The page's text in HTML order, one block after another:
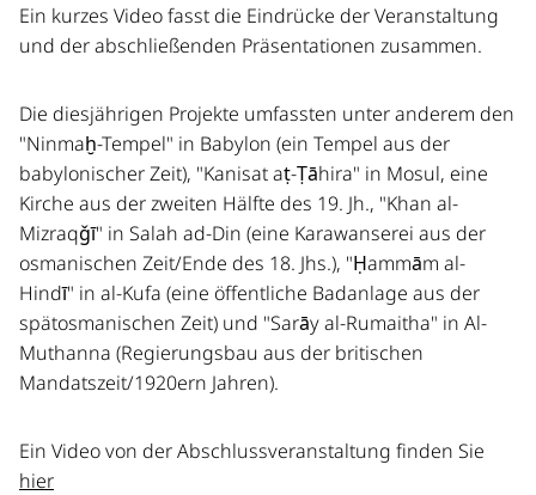
Ein kurzes Video fasst die Eindrücke der Veranstaltung
und der abschließenden Präsentationen zusammen.
Die diesjährigen Projekte umfassten unter anderem den
"Ninmaḫ-Tempel" in Babylon (ein Tempel aus der
babylonischer Zeit), "Kanisat aṭ-Ṭāhira" in Mosul, eine
Kirche aus der zweiten Hälfte des 19. Jh., "Khan al-
Mizraqǧī" in Salah ad-Din (eine Karawanserei aus der
osmanischen Zeit/Ende des 18. Jhs.), "Ḥammām al-
Hindī" in al-Kufa (eine öffentliche Badanlage aus der
spätosmanischen Zeit) und "Sarāy al-Rumaitha" in Al-
Muthanna (Regierungsbau aus der britischen
Mandatszeit/1920ern Jahren).
Ein Video von der Abschlussveranstaltung finden Sie
hier